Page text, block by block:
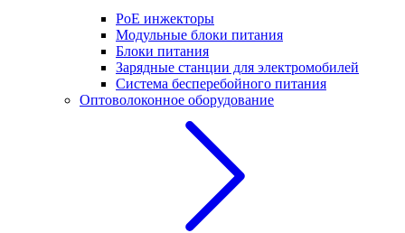
PoE инжекторы
Модульные блоки питания
Блоки питания
Зарядные станции для электромобилей
Система бесперебойного питания
Оптоволоконное оборудование